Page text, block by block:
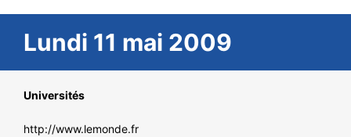
À LA UNE
THÉMATIQUES
Lundi 11 mai 2009
Universités
http://www.lemonde.fr